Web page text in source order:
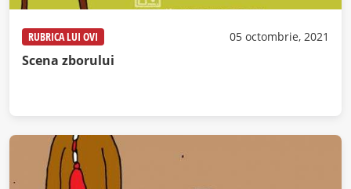
RUBRICA LUI OVI 05 octombrie, 2021
Scena zborului